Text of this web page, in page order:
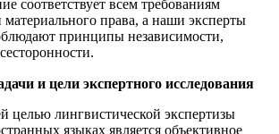
соответствует всем требованиям
материального права, а наши эксперты
принципы независимости,
и цели экспертного исследования
целью лингвистической экспертизы
языках является объективное